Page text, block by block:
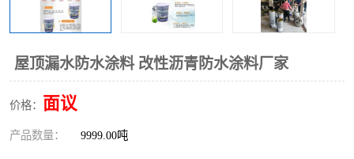
屋顶漏水防水涂料 改性沥青防水涂料厂家
价格： 面议
产品数量： 9999.00吨